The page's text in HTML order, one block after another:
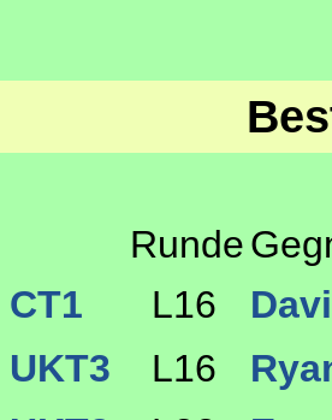
Runde
CT1 L16
UKT3 L16